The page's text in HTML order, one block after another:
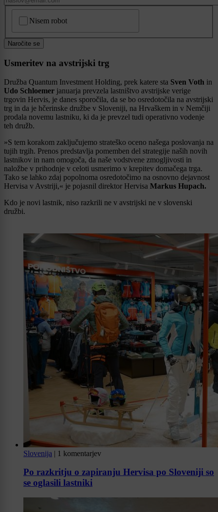
Nisem robot
Naročite se
Usmeritev na avstrijski trg
Družba Quantum Investment Holding, prek katere sta Sven Voth in
Udo Schloemer januarja prevzela lastništvo avstrijske verige
trgovin Hervis, je danes sporočila, da se bo osredotočila na avstrijski
trg in da je hčerinske družbe v Sloveniji, na Hrvaškem in v Nemčiji
prodala novemu lastniku, ki da je prevzel tudi operativno vodenje
teh družb.
»S tem korakom zaključujemo strateško oceno našega poslovanja na
tujih trgih. Prenos predstavlja pomemben del strategije naših novih
lastnikov in nam omogoča, da naše vodstvene zmogljivosti in
naložbe v prihodnje v celoti usmerimo v krepitev domačega trga.
Tako se lahko zdaj popolnoma osredotočimo na osnovno dejavnost
Hervisa v Avstriji,« je pojasnil direktor Hervisa Markus Hupach.
Kdo je novi lastnik, niso razkrili ne v avstrijski ne v slovenski
družbi.
Slovenija | 1 komentarjev
Po razkritju o zapiranju Hervisa po Sloveniji so
se oglasili lastniki